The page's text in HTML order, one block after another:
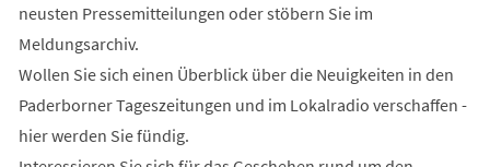
neusten Pressemitteilungen oder stöbern Sie im
Meldungsarchiv.
Wollen Sie sich einen Überblick über die Neuigkeiten in den
Paderborner Tageszeitungen und im Lokalradio verschaffen -
hier werden Sie fündig.